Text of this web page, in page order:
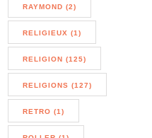
RAYMOND (2)
RELIGIEUX (1)
RELIGION (125)
RELIGIONS (127)
RETRO (1)